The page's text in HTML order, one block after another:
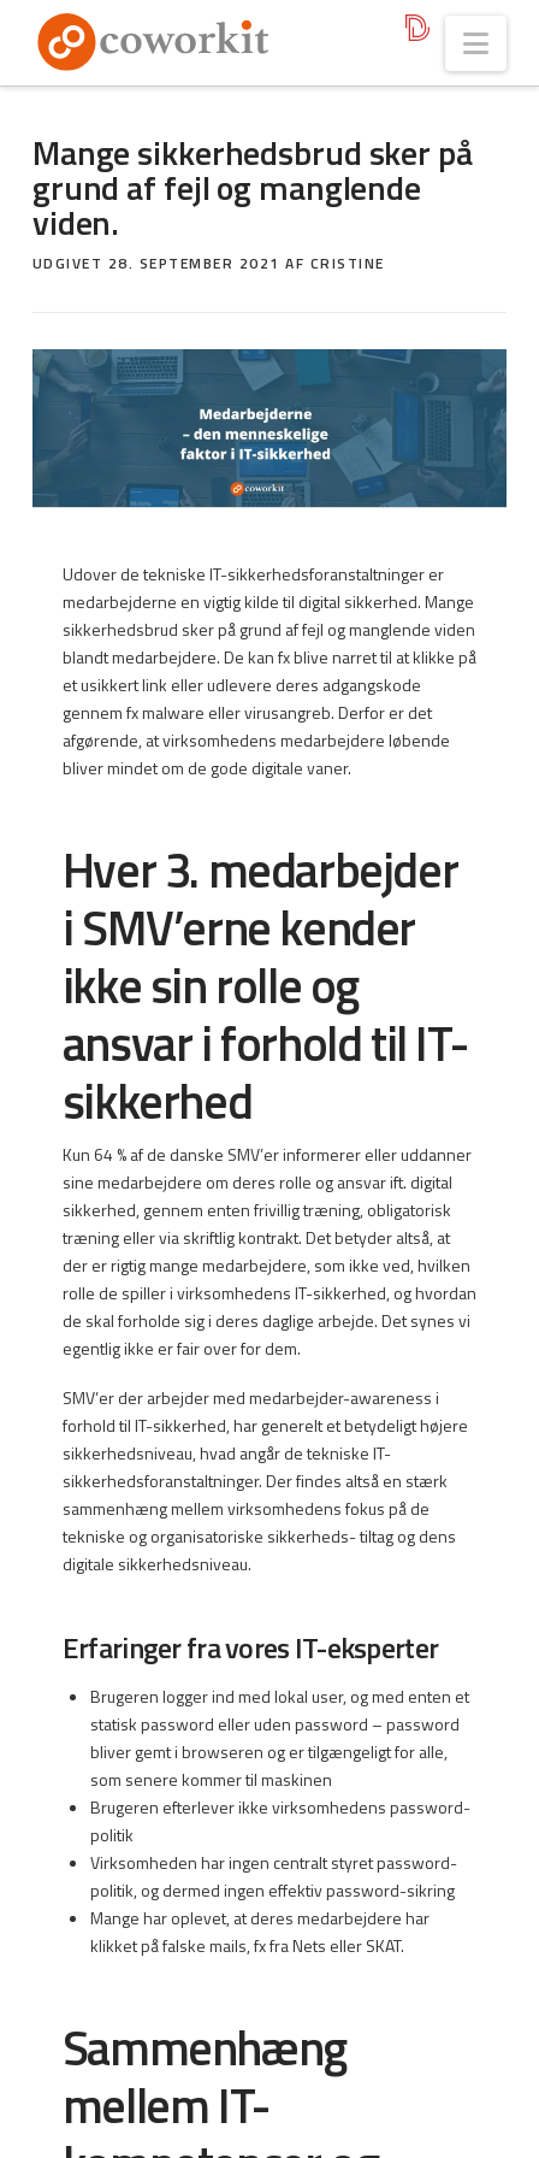
Mange sikkerhedsbrud sker på
grund af fejl og manglende
viden.
UDGIVET 28. SEPTEMBER 2021 AF CRISTINE
Udover de tekniske IT-sikkerhedsforanstaltninger er
medarbejderne en vigtig kilde til digital sikkerhed. Mange
sikkerhedsbrud sker på grund af fejl og manglende viden
blandt medarbejdere. De kan fx blive narret til at klikke på
et usikkert link eller udlevere deres adgangskode
gennem fx malware eller virusangreb. Derfor er det
afgørende, at virksomhedens medarbejdere løbende
bliver mindet om de gode digitale vaner.
Hver 3. medarbejder
i SMV’erne kender
ikke sin rolle og
ansvar i forhold til IT-
sikkerhed
Kun 64 % af de danske SMV’er informerer eller uddanner
sine medarbejdere om deres rolle og ansvar ift. digital
sikkerhed, gennem enten frivillig træning, obligatorisk
træning eller via skriftlig kontrakt. Det betyder altså, at
der er rigtig mange medarbejdere, som ikke ved, hvilken
rolle de spiller i virksomhedens IT-sikkerhed, og hvordan
de skal forholde sig i deres daglige arbejde. Det synes vi
egentlig ikke er fair over for dem.
SMV’er der arbejder med medarbejder-awareness i
forhold til IT-sikkerhed, har generelt et betydeligt højere
sikkerhedsniveau, hvad angår de tekniske IT-
sikkerhedsforanstaltninger. Der findes altså en stærk
sammenhæng mellem virksomhedens fokus på de
tekniske og organisatoriske sikkerheds- tiltag og dens
digitale sikkerhedsniveau.
Erfaringer fra vores IT-eksperter
Brugeren logger ind med lokal user, og med enten et
statisk password eller uden password – password
bliver gemt i browseren og er tilgængeligt for alle,
som senere kommer til maskinen
Brugeren efterlever ikke virksomhedens password-
politik
Virksomheden har ingen centralt styret password-
politik, og dermed ingen effektiv password-sikring
Mange har oplevet, at deres medarbejdere har
klikket på falske mails, fx fra Nets eller SKAT.
Sammenhæng
mellem IT-